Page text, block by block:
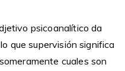
psicoanalítico da
que supervisión significa
cuales son